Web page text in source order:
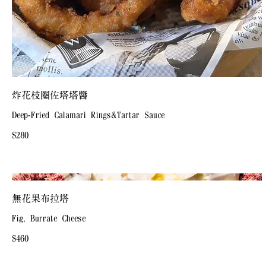
炸花枝圈佐塔塔醬
Deep-Fried Calamari Rings&Tartar Sauce
$280
無花果布拉塔
Fig, Burrate Cheese
$460